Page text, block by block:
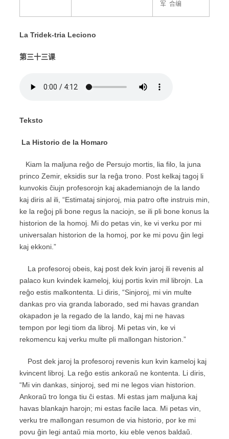
军 合编
La Tridek-tria Leciono
第三十三课
Teksto
La Historio de la Homaro
Kiam la maljuna reĝo de Persujo mortis, lia filo, la juna
princo Zemir, eksidis sur la reĝa trono. Post kelkaj tagoj li
kunvokis ĉiujn profesorojn kaj akademianojn de la lando
kaj diris al ili, “Estimataj sinjoroj, mia patro ofte instruis min,
ke la reĝoj pli bone regus la naciojn, se ili pli bone konus la
historion de la homoj. Mi do petas vin, ke vi verku por mi
universalan historion de la homoj, por ke mi povu ĝin legi
kaj ekkoni.”
La profesoroj obeis, kaj post dek kvin jaroj ili revenis al
palaco kun kvindek kameloj, kiuj portis kvin mil librojn. La
reĝo estis malkontenta. Li diris, “Sinjoroj, mi vin multe
dankas pro via granda laborado, sed mi havas grandan
okapadon je la regado de la lando, kaj mi ne havas
tempon por legi tiom da libroj. Mi petas vin, ke vi
rekomencu kaj verku multe pli mallongan historion.”
Post dek jaroj la profesoroj revenis kun kvin kameloj kaj
kvincent libroj. La reĝo estis ankoraŭ ne kontenta. Li diris,
“Mi vin dankas, sinjoroj, sed mi ne legos vian historion.
Ankoraŭ tro longa tiu ĉi estas. Mi estas jam maljuna kaj
havas blankajn harojn; mi estas facile laca. Mi petas vin,
verku tre mallongan resumon de via historio, por ke mi
povu ĝin legi antaŭ mia morto, kiu eble venos baldaŭ.